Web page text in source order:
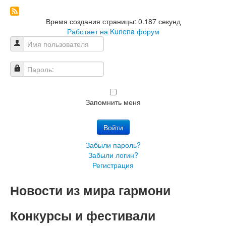
Время создания страницы: 0.187 секунд
Работает на Kunena форум
Имя пользователя
Пароль:
Запомнить меня
Войти
Забыли пароль?
Забыли логин?
Регистрация
Новости из мира гармони
Конкурсы и фестивали